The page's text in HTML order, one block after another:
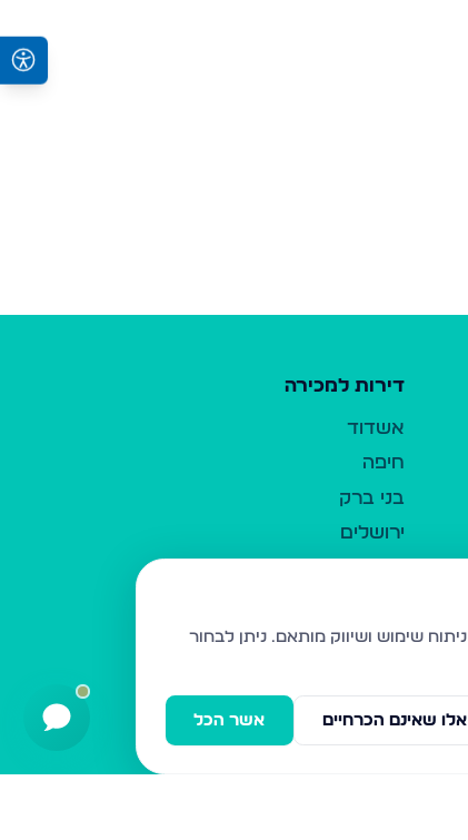
דירות למכירה
אשדוד
חיפה
בני ברק
ירושלים
בית שמש
ביתר עילית
ניתן לבחור
אשר הכל שאינם הכרחיים